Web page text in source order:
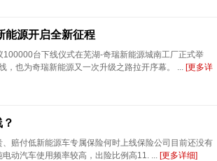
能源开启全新征程
台下线仪式在芜湖-奇瑞新能源城南工厂正式举
，也为奇瑞新能源又一次升级之路拉开序幕。 ... [更多详
赔付低新能源车专属保险何时上线保险公司目前还没有
动汽车使用频率较高，出险比例高11. ... [更多详细]